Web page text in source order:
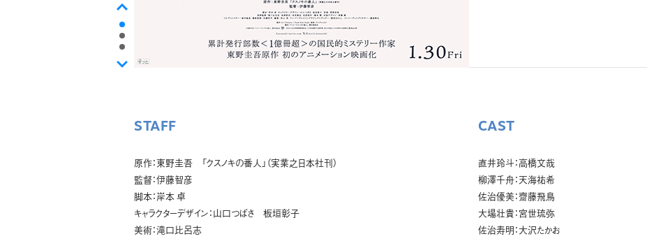
STAFF
原作：東野圭吾 「クスノキの番人」（実業之日本社刊）
監督：伊藤智彦
脚本：岸本 卓
キャラクターデザイン：山口つばさ 板垣彰子
美術：滝口比呂志
CAST
直井玲斗：高橋文哉
柳澤千舟：天海祐希
佐治優美：齋藤飛鳥
大場壮貴：宮世琉弥
佐治寿明：大沢たかお